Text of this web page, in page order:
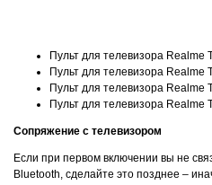
Пульт для телевизора Realme
Пульт для телевизора Realme
Пульт для телевизора Realme
Пульт для телевизора Realme
Сопряжение с телевизором
Если при первом включении вы не
Bluetooth, сделайте это позднее –